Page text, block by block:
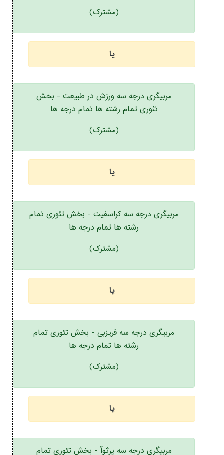
(مشترک)
یا
مربیگری درجه سه ورزش در طبیعت - بخش
تئوری تمام رشته ها تمام درجه ها
(مشترک)
یا
مربیگری درجه سه کراسفیت - بخش تئوری تمام
رشته ها تمام درجه ها
(مشترک)
یا
مربیگری درجه سه فریزبی - بخش تئوری تمام
رشته ها تمام درجه ها
(مشترک)
یا
مربیگری درجه سه پرثوآ - بخش تئوری تمام